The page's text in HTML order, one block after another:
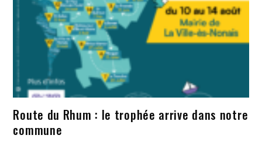
Route du Rhum : le trophée arrive dans notre
commune